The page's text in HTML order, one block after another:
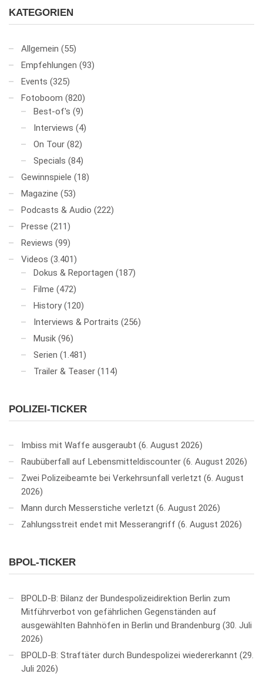
KATEGORIEN
Allgemein (55)
Empfehlungen (93)
Events (325)
Fotoboom (820)
Best-of's (9)
Interviews (4)
On Tour (82)
Specials (84)
Gewinnspiele (18)
Magazine (53)
Podcasts & Audio (222)
Presse (211)
Reviews (99)
Videos (3.401)
Dokus & Reportagen (187)
Filme (472)
History (120)
Interviews & Portraits (256)
Musik (96)
Serien (1.481)
Trailer & Teaser (114)
POLIZEI-TICKER
Imbiss mit Waffe ausgeraubt 6. August 2026
Raubüberfall auf Lebensmitteldiscounter 6. August 2026
Zwei Polizeibeamte bei Verkehrsunfall verletzt 6. August
2026
Mann durch Messerstiche verletzt 6. August 2026
Zahlungsstreit endet mit Messerangriff 6. August 2026
BPOL-TICKER
BPOLD-B: Bilanz der Bundespolizeidirektion Berlin zum
Mitführverbot von gefährlichen Gegenständen auf
ausgewählten Bahnhöfen in Berlin und Brandenburg 30. Juli
2026
BPOLD-B: Straftäter durch Bundespolizei wiedererkannt 29.
Juli 2026